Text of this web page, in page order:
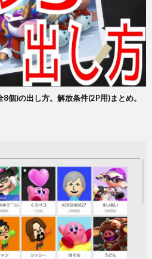
個)の出し方。解放条件(2P用)まとめ。